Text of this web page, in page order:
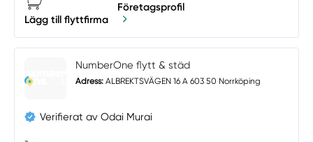
Lägg till flyttfirma
Företagsprofil
NumberOne flytt & städ
Adress: ALBREKTSVÄGEN 16 A 603 50 Norrköping
Verifierat av Odai Murai